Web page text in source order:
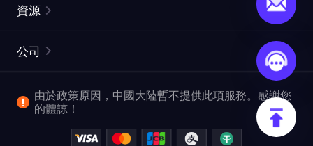
網頁擷取 API
視頻下載 API
ISP代理
ProxySite
市場研究
爬行和索引
查看所有使用案例
資源
常見問題解答
位置
公司
企業服務
反洗錢合規計劃
由於政策原因，中國大陸暫不提供此項服務。感謝您
的體諒！